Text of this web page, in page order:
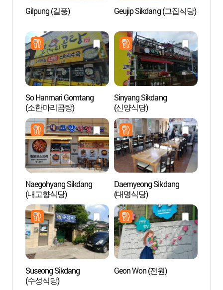
Gilpung (길풍) Geujip Sikdang (그집식당)
So Hanmari Gomtang
(소한마리곰탕)
Sinyang Sikdang
(신양식당)
Naegohyang Sikdang
(내고향식당)
Daemyeong Sikdang
(대명식당)
Suseong Sikdang
(수성식당)
Geon Won (전원)